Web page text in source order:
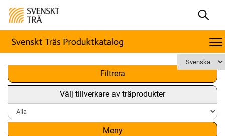
Filtrera
Välj tillverkare av träprodukter
Meny
x